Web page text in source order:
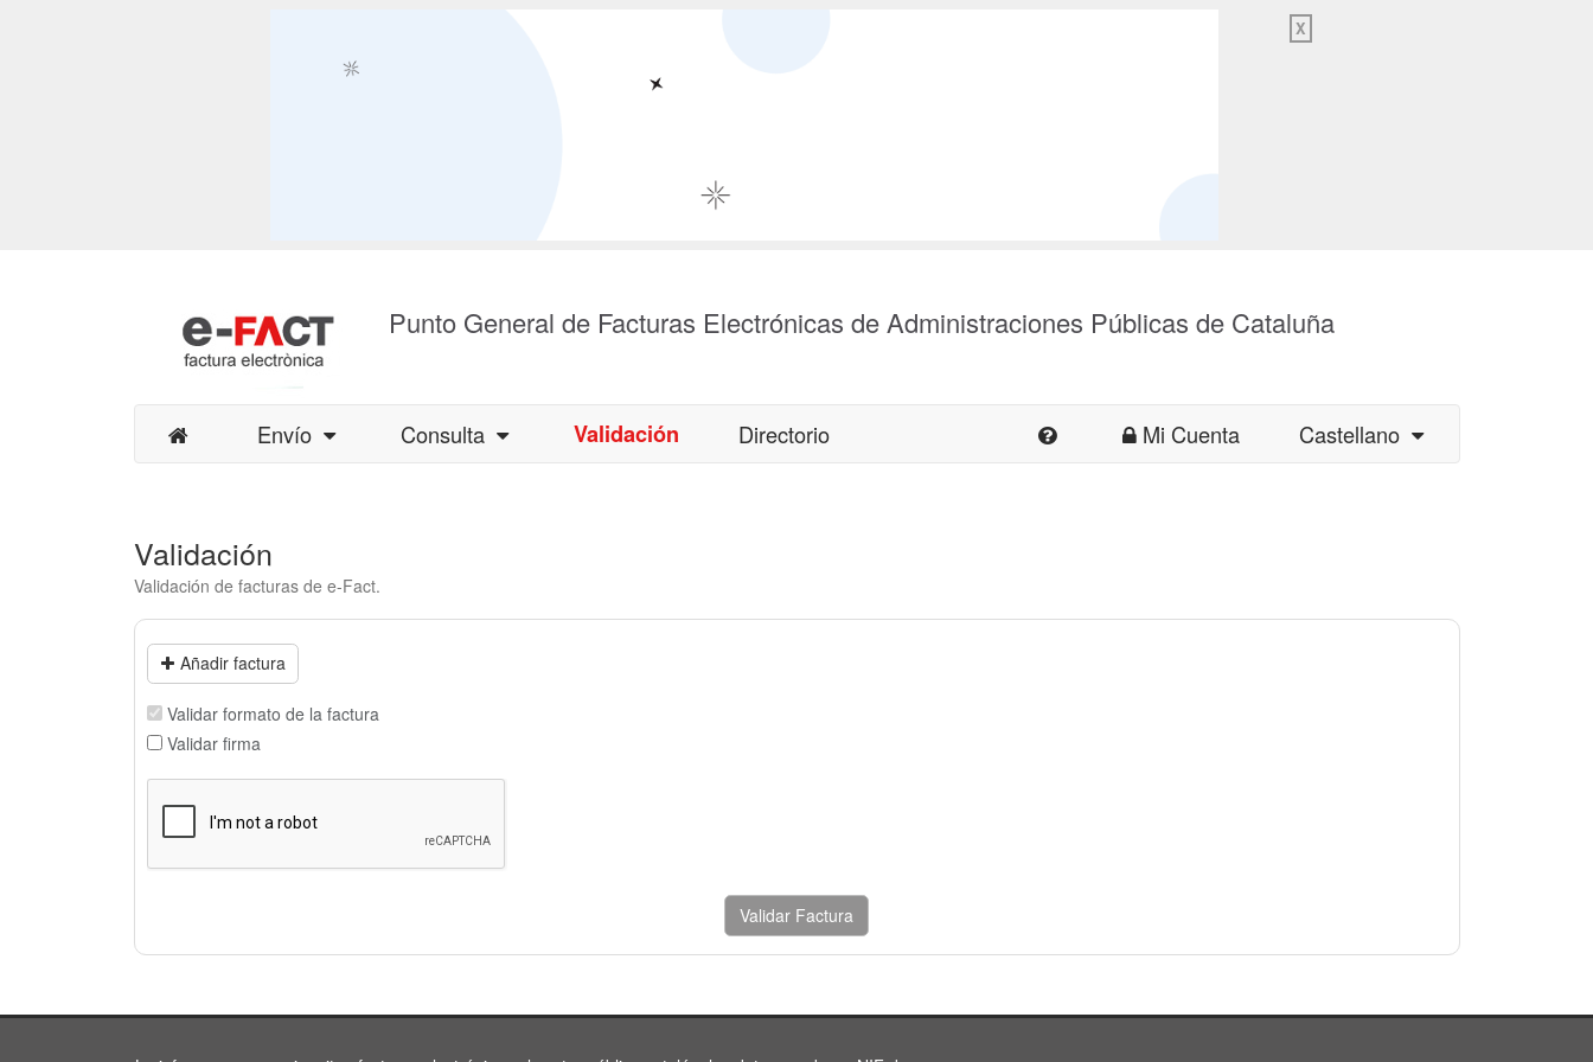
X
Punto General de Facturas Electrónicas de Administraciones Públicas de Cataluña
Envío Consulta Validación Directorio Mi Cuenta Castellano
Validación
Validación de facturas de e-Fact.
Añadir factura
Validar formato de la factura
Validar firma
Validar Factura